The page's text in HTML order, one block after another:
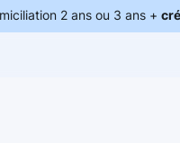
2 ans ou 3 ans +